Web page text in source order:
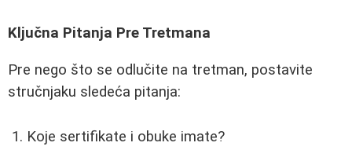
Ključna Pitanja Pre Tretmana
Pre nego što se odlučite na tretman, postavite
stručnjaku sledeća pitanja:
Koje sertifikate i obuke imate?